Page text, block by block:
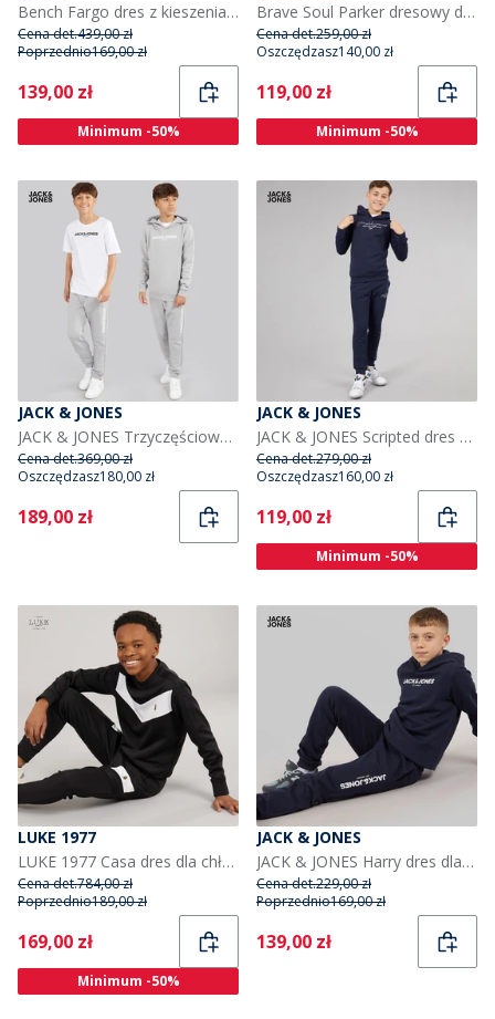
Bench Fargo dres z kieszeniami cargo dla chłopca kolor szary
Cena det.439,00 zł
Poprzednio169,00 zł
Current
139,00 zł
Minimum -50%
Brave Soul Parker dresowy dla chłopca Cobalt/Navy/Light Grey Marl kolor Cobalt/Navy/Light Gery Ma
Cena det.259,00 zł
Oszczędzasz140,00 zł
Current
119,00 zł
Minimum -50%
JACK & JONES
JACK & JONES Trzyczęściowy dres Rarry i Wielopak T-shirtów dla chłopca kolor stop/biały
Cena det.369,00 zł
Oszczędzasz180,00 zł
Current
189,00 zł
JACK & JONES
JACK & JONES Scripted dres dla chłopca kolor granatowy
Cena det.279,00 zł
Oszczędzasz160,00 zł
Current
119,00 zł
Minimum -50%
LUKE 1977
LUKE 1977 Casa dres dla chłopca kolor czarno-biały
Cena det.784,00 zł
Poprzednio189,00 zł
Current
169,00 zł
Minimum -50%
JACK & JONES
JACK & JONES Harry dres dla chłopca kolor granatowy
Cena det.229,00 zł
Poprzednio169,00 zł
Current
139,00 zł